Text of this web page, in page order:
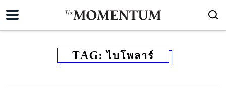
TAG:ไบโพลาร์